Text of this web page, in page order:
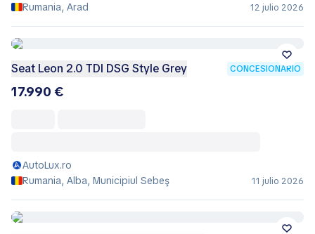
Rumania, Arad
12 julio 2026
Seat Leon 2.0 TDI DSG Style Grey CONCESIONARIO
17.990 €
AutoLux.ro
Rumania, Alba, Municipiul Sebeş
11 julio 2026